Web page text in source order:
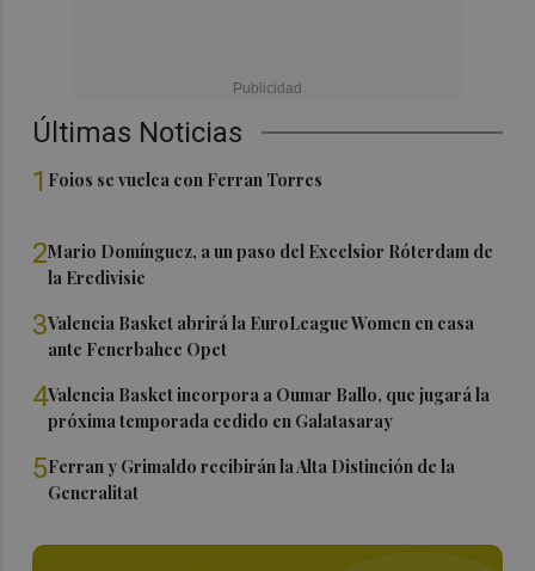
Últimas Noticias
1 Foios se vuelca con Ferran Torres
2Mario Domínguez, a un paso del Excelsior Róterdam de
la Eredivisie
3Valencia Basket abrirá la EuroLeague Women en casa
ante Fenerbahce Opet
4Valencia Basket incorpora a Oumar Ballo, que jugará la
próxima temporada cedido en Galatasaray
5Ferran y Grimaldo recibirán la Alta Distinción de la
Generalitat